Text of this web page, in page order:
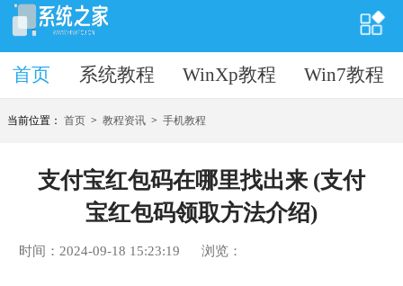
首页 系统教程 WinXp教程 Win7教程
首页
当前位置：首页 >教程资讯 >手机教程
支付宝红包码在哪里找出来 (支付
宝红包码领取方法介绍)
时间：2024-09-18 15:23:19 浏览：